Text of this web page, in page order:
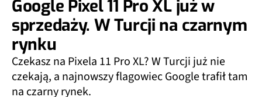
Google Pixel 11 Pro XL już w
sprzedaży. W Turcji na czarnym
rynku
Czekasz na Pixela 11 Pro XL? W Turcji już nie
czekają, a najnowszy flagowiec Google trafił tam
na czarny rynek.